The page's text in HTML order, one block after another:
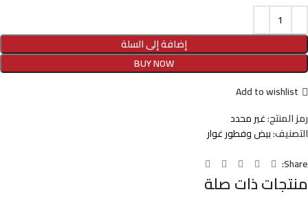
إضافة إلى السلة
BUY NOW
Add to wishlist
رمز المنتج:غير محدد
التصنيف:بيض وفطور غوار
Share:
منتجات ذات صلة